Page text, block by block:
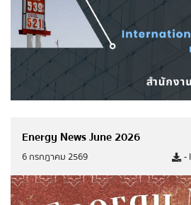
รายงานการกำกับติดตามการใช้จ่
6 เดือน
รายงานผลการใช้จ่ายงบประมาณ
รายงานประจำปี
รายงานการกำกับติดตามการดำเ
รอบ 6 เดือน
Energy News June 2026
6 กรกฎาคม 2569 -